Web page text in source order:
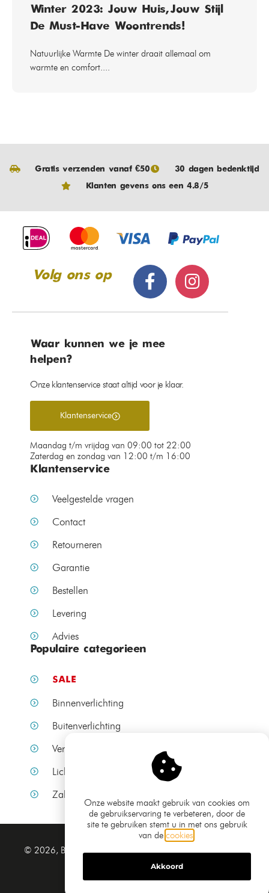
Winter 2023: Jouw Huis, Jouw Stijl –
De Must-Have Woontrends!
Natuurlijke Warmte De winter draait allemaal om
warmte en comfort....
Gratis verzenden vanaf €50
30 dagen bedenktijd
Klanten gevens ons een 4.8/5
Volg ons op
Waar kunnen we je mee
helpen?
Onze klantenservice staat altijd voor je klaar.
Klantenservice
Maandag t/m vrijdag van 09:00 tot 22:00
Zaterdag en zondag van 12:00 t/m 16:00
Klantenservice
Veelgestelde vragen
Contact
Retourneren
Garantie
Bestellen
Levering
Advies
Populaire categorieen
SALE
Binnenverlichting
Buitenverlichting
Verlichting per ruimte
Lichtbronnen
Zakelijke verlichting
© 2026, Bamled.nl
Algemene voorwaarden
Privacy verklaring
Sitemap
Onze website maakt gebruik van cookies om
de gebruikservaring te verbeteren, door de
site te gebruiken stemt u in met ons gebruik
van de cookies
Akkoord